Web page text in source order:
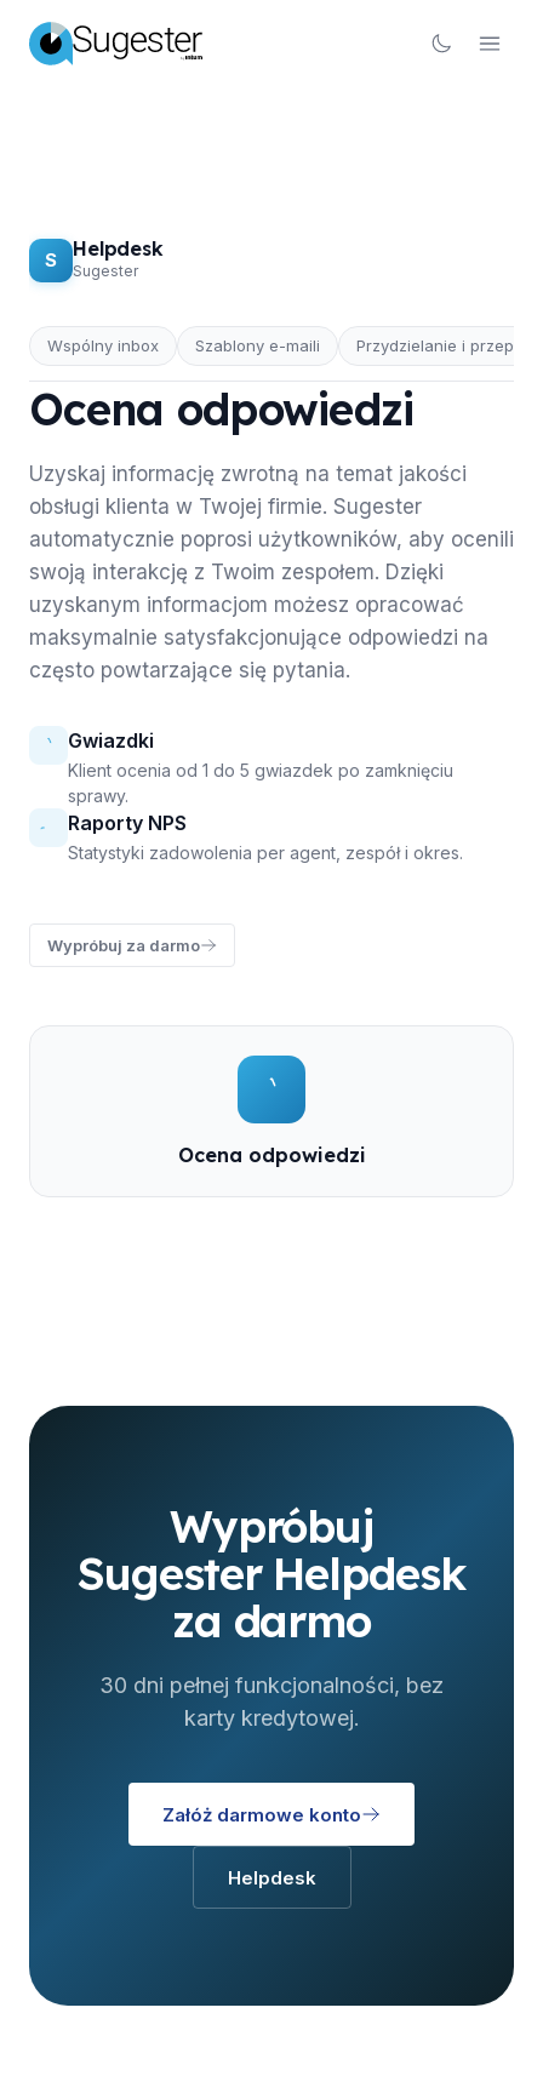
S Helpdesk
Sugester
Wspólny inbox Szablony e-maili Przydzielanie i
HELPDESK
Ocena odpowiedzi
Uzyskaj informację zwrotną na temat jakości
obsługi klienta w Twojej firmie. Sugester
automatycznie poprosi użytkowników, aby ocenili
swoją interakcję z Twoim zespołem. Dzięki
uzyskanym informacjom możesz opracować
maksymalnie satysfakcjonujące odpowiedzi na
często powtarzające się pytania.
Gwiazdki
Klient ocenia od 1 do 5 gwiazdek po zamknięciu
sprawy.
Raporty NPS
Statystyki zadowolenia per agent, zespół i okres.
Wypróbuj za darmo
Ocena odpowiedzi
Wypróbuj
Sugester Helpdesk
za darmo
30 dni pełnej funkcjonalności, bez
karty kredytowej.
Załóż darmowe konto
Helpdesk